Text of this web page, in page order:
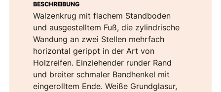
BESCHREIBUNG
Walzenkrug mit flachem Standboden
und ausgestelltem Fuß, die zylindrische
Wandung an zwei Stellen mehrfach
horizontal gerippt in der Art von
Holzreifen. Einziehender runder Rand
und breiter schmaler Bandhenkel mit
eingerolltem Ende. Weiße Grundglasur,